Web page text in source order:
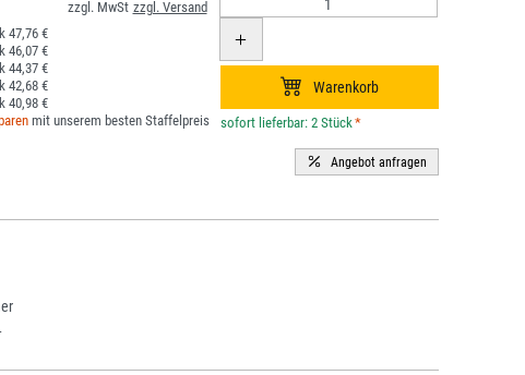
47,76 €
46,07 €
44,37 €
42,68 €
40,98 €
mit unserem besten Staffelpreis *